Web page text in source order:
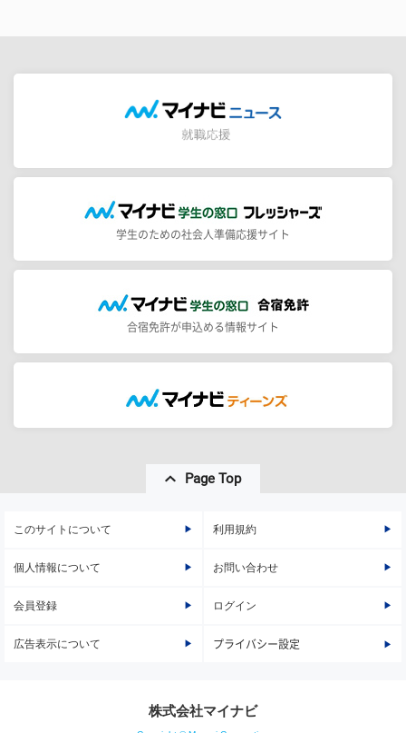
学生のための社会人準備応援サイト
合宿免許が申込める情報サイト
Page Top
このサイトについて 利用規約
個人情報について お問い合わせ
会員登録 ログイン
広告表示について プライバシー設定
株式会社マイナビ